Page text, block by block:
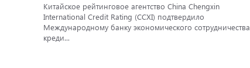
Китайское рейтинговое агентство China Chengxin
International Credit Rating (CCXI) подтвердило
Международному банку экономического сотрудничества
креди...